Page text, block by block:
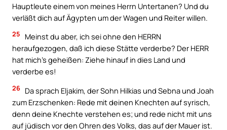
Hauptleute einem von meines Herrn Untertanen? Und du
verläßt dich auf Ägypten um der Wagen und Reiter willen.
25
Meinst du aber, ich sei ohne den HERRN
heraufgezogen, daß ich diese Stätte verderbe? Der HERR
hat mich’s geheißen: Ziehe hinauf in dies Land und
verderbe es!
26 Da sprach Eljakim, der Sohn Hilkias und Sebna und Joah
zum Erzschenken: Rede mit deinen Knechten auf syrisch,
denn deine Knechte verstehen es; und rede nicht mit uns
auf jüdisch vor den Ohren des Volks, das auf der Mauer ist.